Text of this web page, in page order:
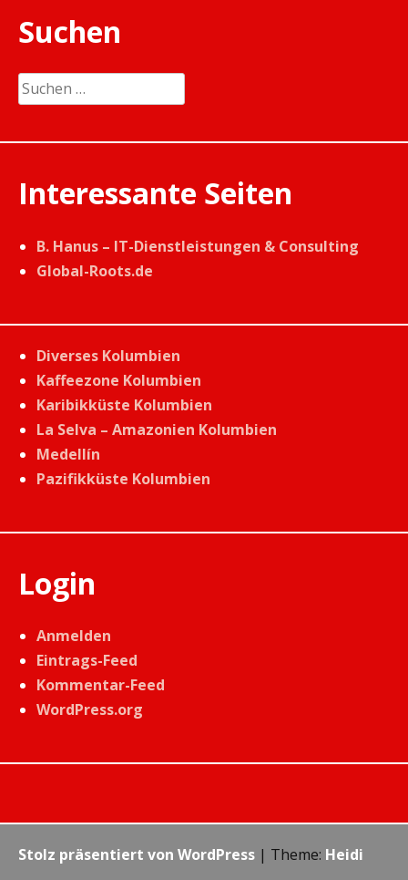
Suchen
Suchen
nach:
Interessante Seiten
B. Hanus – IT-Dienstleistungen & Consulting
Global-Roots.de
Diverses Kolumbien
Kaffeezone Kolumbien
Karibikküste Kolumbien
La Selva – Amazonien Kolumbien
Medellín
Pazifikküste Kolumbien
Login
Anmelden
Eintrags-Feed
Kommentar-Feed
WordPress.org
Stolz präsentiert von WordPress | Theme: Heidi